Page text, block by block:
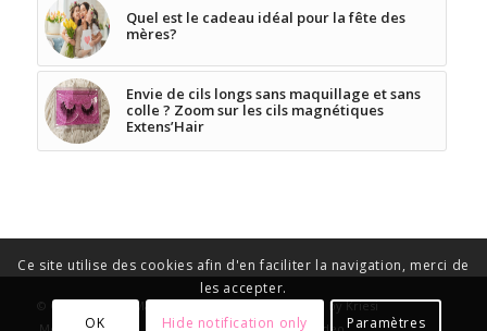
Quel est le cadeau idéal pour la fête des
mères?
Envie de cils longs sans maquillage et sans
colle ? Zoom sur les cils magnétiques
Extens’Hair
© Copyright -La Maison des Filles-Enfold Theme by Kriesi
Ce site utilise des cookies afin d'en faciliter la navigation, merci de
les accepter.
OK
Hide notification only Paramètres